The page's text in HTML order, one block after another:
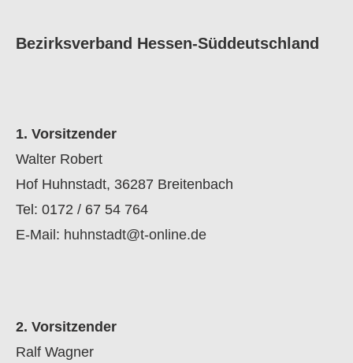
Bezirksverband Hessen-Süddeutschland
1. Vorsitzender
Walter Robert
Hof Huhnstadt, 36287 Breitenbach
Tel: 0172 / 67 54 764
E-Mail: huhnstadt@t-online.de
2. Vorsitzender
Ralf Wagner